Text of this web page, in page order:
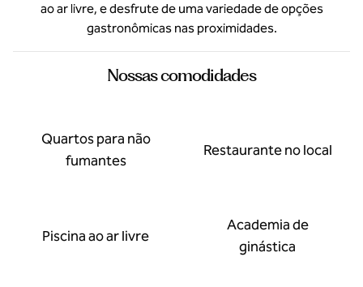
ao ar livre, e desfrute de uma variedade de opções
gastronômicas nas proximidades.
Nossas comodidades
Quartos para não
fumantes
Restaurante no local
Piscina ao ar livre
Academia de
ginástica